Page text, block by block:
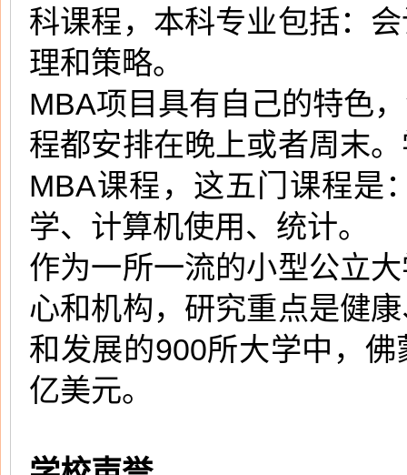
科课程，本科专业包括：
理和策略。
MBA项目具有自己的特色
程都安排在晚上或者周末
MBA课程，这五门课程是
学、计算机使用、统计。
作为一所一流的小型公立
心和机构，研究重点是健
和发展的900所大学中，
亿美元。